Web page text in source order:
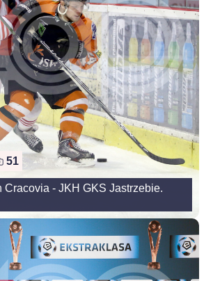
51
Cracovia - JKH GKS Jastrzebie.